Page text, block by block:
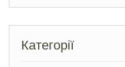
Категорії